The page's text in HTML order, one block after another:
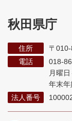
秋田県庁
住所
〒
電話
018-
月曜
年末年
法人番号